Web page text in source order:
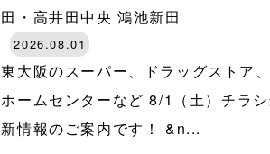
田・高井田中央 鴻池新田
2026.08.01
東大阪のスーパー、ドラッグストア、
ホームセンターなど 8/1（土）チラ
新情報のご案内です！ &n...